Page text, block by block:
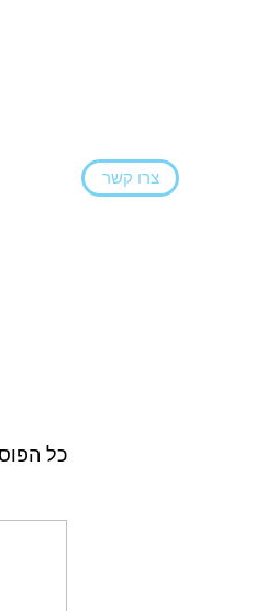
צרו קשר
כל